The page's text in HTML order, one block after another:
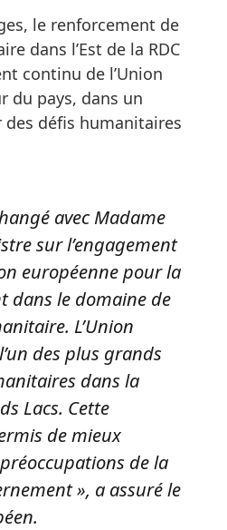
le renforcement de
dans l’Est de la RDC
continu de l’Union
du pays, dans un
défis humanitaires
avec Madame
sur l’engagement
européenne pour la
dans le domaine de
L’Union
des plus grands
dans la
Lacs. Cette
de mieux
de la
», a assuré le